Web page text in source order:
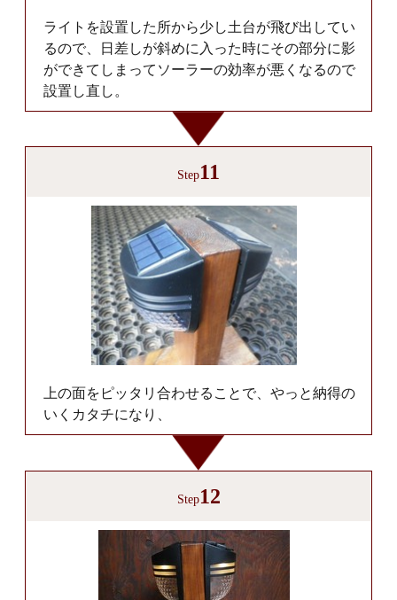
ライトを設置した所から少し土台が飛び出してい
るので、日差しが斜めに入った時にその部分に影
ができてしまってソーラーの効率が悪くなるので
設置し直し。
Step11
上の面をピッタリ合わせることで、やっと納得の
いくカタチになり、
Step12